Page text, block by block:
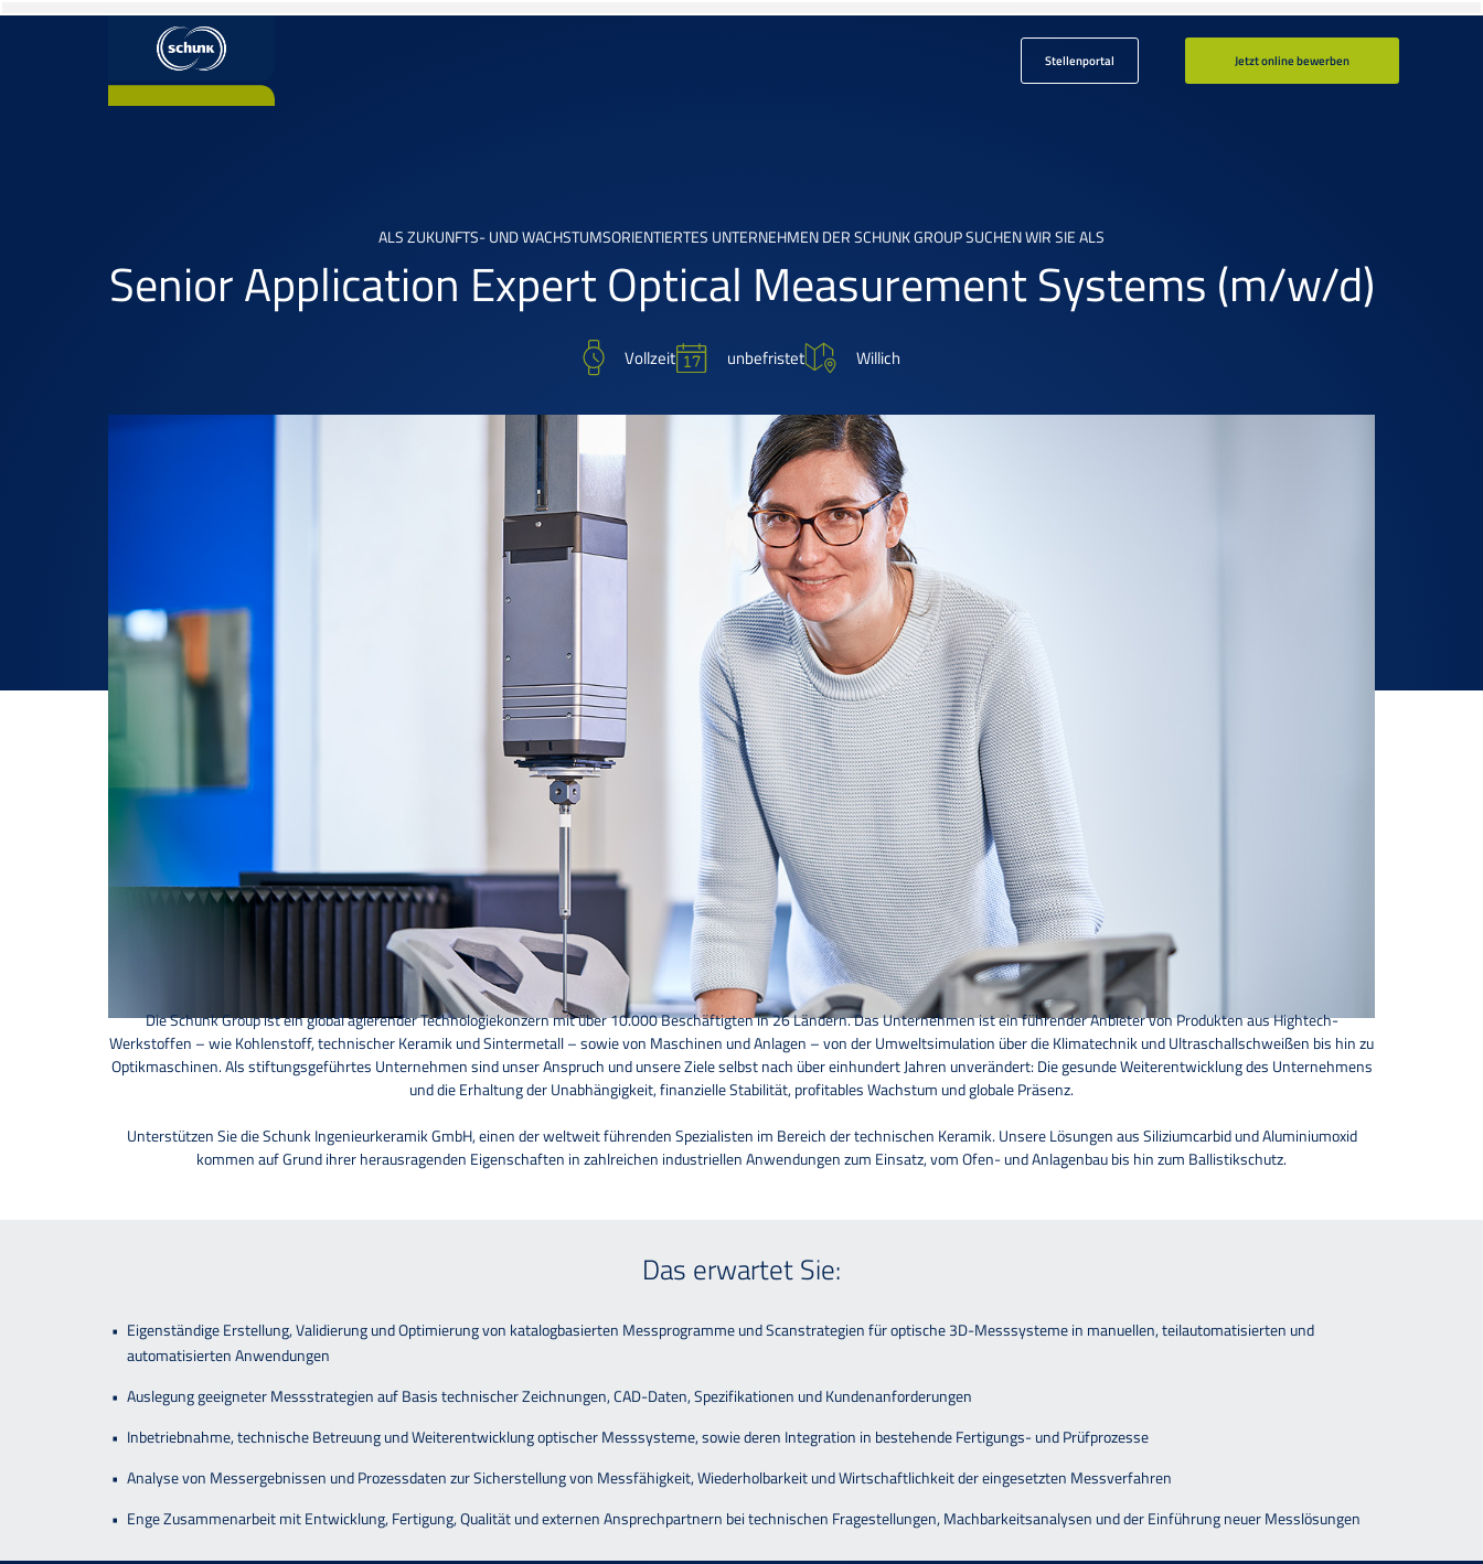
Stellenportal Jetzt online bewerben
ALS ZUKUNFTS- UND WACHSTUMSORIENTIERTES UNTERNEHMEN DER SCHUNK GROUP SUCHEN WIR SIE ALS
Senior Application Expert Optical Measurement Systems (m/w/d)
Vollzeit unbefristet Willich
Die Schunk Group ist ein global agierender Technologiekonzern mit über 10.000 Beschäftigten in 26 Ländern. Das Unternehmen ist ein führender Anbieter von Produkten aus Hightech-
Werkstoffen – wie Kohlenstoff, technischer Keramik und Sintermetall – sowie von Maschinen und Anlagen – von der Umweltsimulation über die Klimatechnik und Ultraschallschweißen bis hin zu
Optikmaschinen. Als stiftungsgeführtes Unternehmen sind unser Anspruch und unsere Ziele selbst nach über einhundert Jahren unverändert: Die gesunde Weiterentwicklung des Unternehmens
und die Erhaltung der Unabhängigkeit, finanzielle Stabilität, profitables Wachstum und globale Präsenz.
Unterstützen Sie die Schunk Ingenieurkeramik GmbH, einen der weltweit führenden Spezialisten im Bereich der technischen Keramik. Unsere Lösungen aus Siliziumcarbid und Aluminiumoxid
kommen auf Grund ihrer herausragenden Eigenschaften in zahlreichen industriellen Anwendungen zum Einsatz, vom Ofen- und Anlagenbau bis hin zum Ballistikschutz.
Das erwartet Sie:
Eigenständige Erstellung, Validierung und Optimierung von katalogbasierten Messprogramme und Scanstrategien für optische 3D-Messsysteme in manuellen, teilautomatisierten und
automatisierten Anwendungen
Auslegung geeigneter Messstrategien auf Basis technischer Zeichnungen, CAD-Daten, Spezifikationen und Kundenanforderungen
Inbetriebnahme, technische Betreuung und Weiterentwicklung optischer Messsysteme, sowie deren Integration in bestehende Fertigungs- und Prüfprozesse
Analyse von Messergebnissen und Prozessdaten zur Sicherstellung von Messfähigkeit, Wiederholbarkeit und Wirtschaftlichkeit der eingesetzten Messverfahren
Enge Zusammenarbeit mit Entwicklung, Fertigung, Qualität und externen Ansprechpartnern bei technischen Fragestellungen, Machbarkeitsanalysen und der Einführung neuer Messlösungen